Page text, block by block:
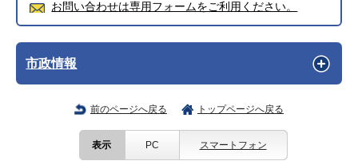
お問い合わせは専用フォームをご利用ください。
市政情報
前のページへ戻る トップページへ戻る
表示 PC スマートフォン